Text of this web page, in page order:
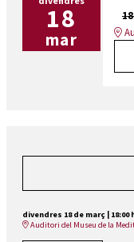
18
mar
divendres 18 de març
18:00
Auditori del Museu de la